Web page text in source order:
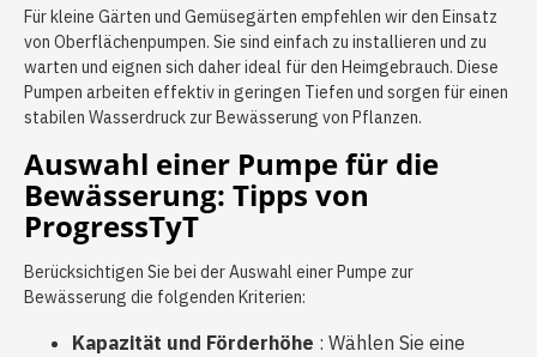
Für kleine Gärten und Gemüsegärten empfehlen wir den Einsatz
von Oberflächenpumpen. Sie sind einfach zu installieren und zu
warten und eignen sich daher ideal für den Heimgebrauch. Diese
Pumpen arbeiten effektiv in geringen Tiefen und sorgen für einen
stabilen Wasserdruck zur Bewässerung von Pflanzen.
Auswahl einer Pumpe für die
Bewässerung: Tipps von
ProgressTyT
Berücksichtigen Sie bei der Auswahl einer Pumpe zur
Bewässerung die folgenden Kriterien:
Kapazität und Förderhöhe : Wählen Sie eine